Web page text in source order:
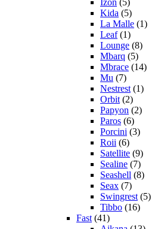
Izon (5)
Kida (5)
La Malle (1)
Leaf (1)
Lounge (8)
Mbarq (5)
Mbrace (14)
Mu (7)
Nestrest (1)
Orbit (2)
Papyon (2)
Paros (6)
Porcini (3)
Roii (6)
Satellite (9)
Sealine (7)
Seashell (8)
Seax (7)
Swingrest (5)
Tibbo (16)
Fast (41)